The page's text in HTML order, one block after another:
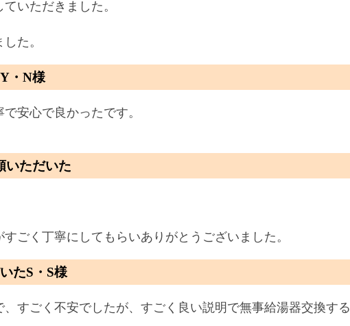
いただきました。
た。
・N様
安心で良かったです。
いただいた
ごく丁寧にしてもらいありがとうございました。
たS・S様
すごく不安でしたが、すごく良い説明で無事給湯器交換する